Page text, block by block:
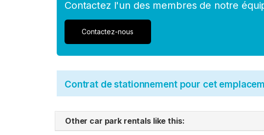
Contactez l'un des membres de notre
Contactez-nous
Contrat de stationnement pour cet
Other car park rentals like this: